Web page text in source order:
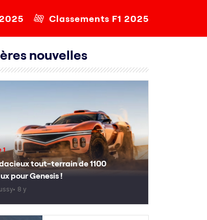
Classements F1 2025
nouvelles
1
tout-terrain de 1100
pour Genesis !
8 y